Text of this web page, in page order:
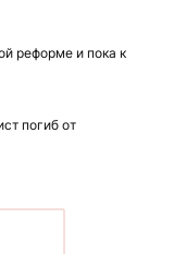
реформе и пока к
погиб от